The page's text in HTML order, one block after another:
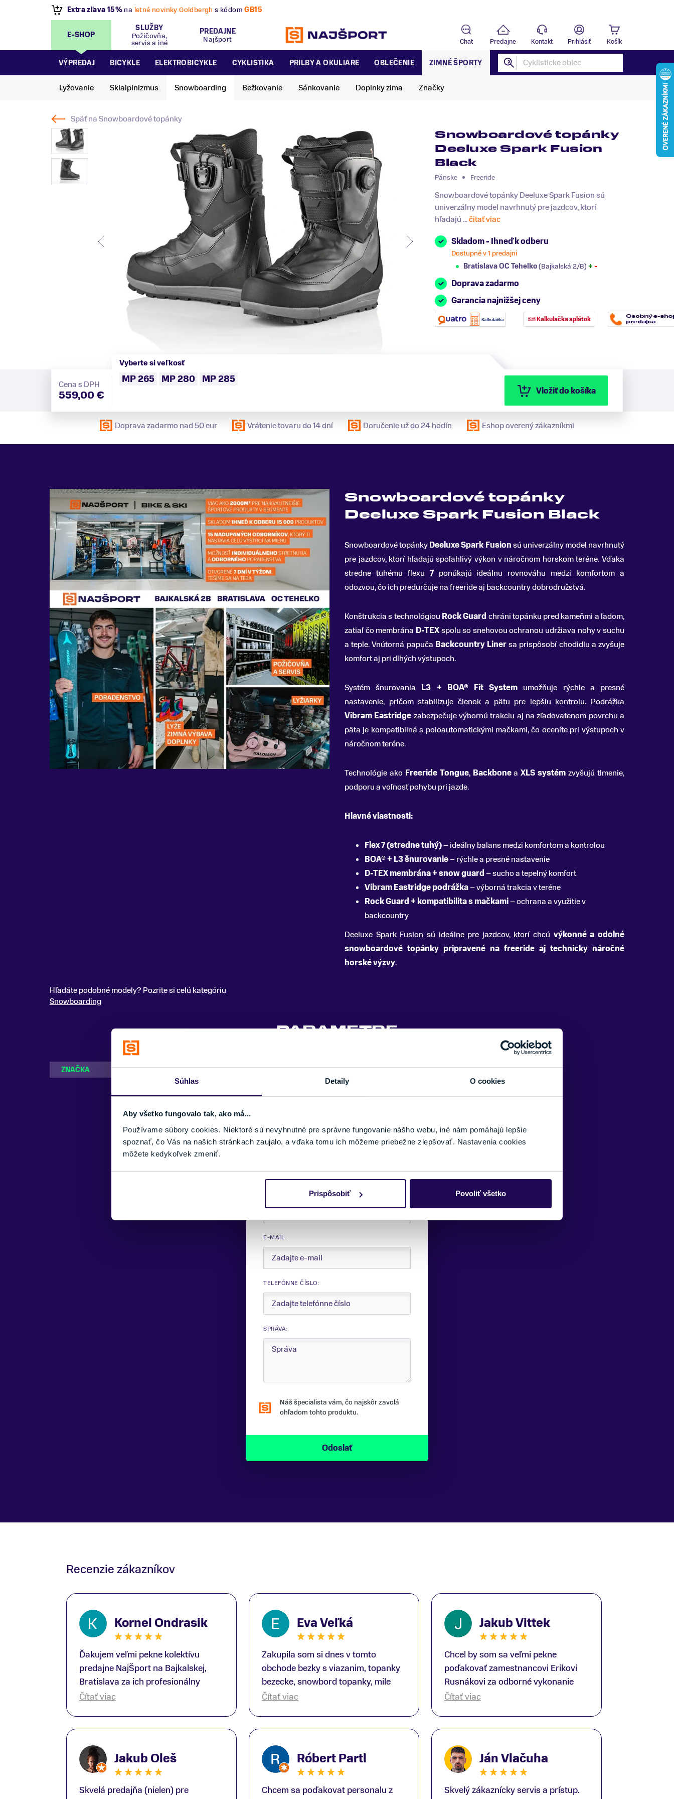
Súhlas Detaily O cookies
Aby všetko fungovalo tak, ako má...
Používame súbory cookies. Niektoré sú nevyhnutné pre správne fungovanie nášho webu, iné nám pomáhajú lepšie
spoznať, čo Vás na našich stránkach zaujalo, a vďaka tomu ich môžeme priebežne zlepšovať. Nastavenia cookies
môžete kedykoľvek zmeniť.
Prispôsobiť Povoliť všetko
VÝPREDAJ- Zľavy až 70%.Pripravte sa na letnú a zimnú sezónu už dnes!
E-SHOP
SLUŽBY
Požičovňa,
servis a iné
PREDAJNE
Najšport
Chat Predajne Kontakt Prihlásiť Košík
VÝPREDAJ BICYKLE ELEKTROBICYKLE CYKLISTIKA PRILBY A OKULIARE OBLEČENIE ZIMNÉ ŠPORTY
Lyžovanie Skialpinizmus Snowboarding Bežkovanie Sánkovanie Doplnky zima Značky
Späť naSnowboardové topánky
Snowboardové topánky
Deeluxe Spark Fusion
Black
Pánske Freeride
Snowboardové topánky Deeluxe Spark Fusion sú
univerzálny model navrhnutý pre jazdcov, ktorí
hľadajú ...čitať viac
Skladom - Ihneď k odberu
Dostupné v 1 predajni
Bratislava OC Tehelko(Bajkalská 2/B) + -
Doprava zadarmo
Garancia najnižšej ceny
Kalkulačka splátok
Cena s DPH
559,00 €
Vyberte si veľkosť
MP 265 MP 280 MP 285
Vložiť do košíka
Doprava zadarmo nad 50 eur Vrátenie tovaru do 14 dní Doručenie už do 24 hodín Eshop overený zákazníkmi
Snowboardové topánky
Deeluxe Spark Fusion Black
Snowboardové topánkyDeeluxe Spark Fusionsú univerzálny model navrhnutý
pre jazdcov, ktorí hľadajú spoľahlivý výkon v náročnom horskom teréne. Vďaka
stredne tuhému flexu 7ponúkajú ideálnu rovnováhu medzi komfortom a
odozvou, čo ich predurčuje na freeride aj backcountry dobrodružstvá.
Konštrukcia s technológiou Rock Guard chráni topánku pred kameňmi a ľadom,
zatiaľ čo membrána D-TEXspolu so snehovou ochranou udržiava nohy v suchu
a teple. Vnútorná papuča Backcountry Linersa prispôsobí chodidlu a zvyšuje
komfort aj pri dlhých výstupoch.
Systém šnurovania L3 + BOA® Fit System umožňuje rýchle a presné
nastavenie, pričom stabilizuje členok a pätu pre lepšiu kontrolu. Podrážka
Vibram Eastridge zabezpečuje výbornú trakciu aj na zľadovatenom povrchu a
päta je kompatibilná s poloautomatickými mačkami, čo oceníte pri výstupoch v
náročnom teréne.
Technológie ako Freeride Tongue, BackboneaXLS systém zvyšujú tlmenie,
podporu a voľnosť pohybu pri jazde.
Hlavné vlastnosti:
Flex 7 (stredne tuhý)– ideálny balans medzi komfortom a kontrolou
BOA® + L3 šnurovanie– rýchle a presné nastavenie
D-TEX membrána + snow guard– sucho a tepelný komfort
Vibram Eastridge podrážka– výborná trakcia v teréne
Rock Guard + kompatibilita s mačkami– ochrana a využitie v
backcountry
Deeluxe Spark Fusion sú ideálne pre jazdcov, ktorí chcú výkonné a odolné
snowboardové topánky pripravené na freeride aj technicky náročné
horské výzvy.
Hľadáte podobné modely? Pozrite si celú kategóriu
Snowboarding
PARAMETRE
ZNAČKA Deeluxe
Potrebujete viac informácii?
E-MAIL:
TELEFÓNNE ČÍSLO:
SPRÁVA:
Náš špecialista vám, čo najskôr zavolá
ohľadom tohto produktu.
Recenzie zákazníkov
Kornel Ondrasik
Ďakujem veľmi pekne kolektívu
predajne NajŠport na Bajkalskej,
Bratislava za ich profesionálny
prístup k zákazníkom; Zvlášť
ako aj prilby.. všetko značka Atomic;
Pán Martin Guniš mi svojou
odbornosťou otvoril nové obzory a
dozvedel som sa, vďaka jeho
Čítať viac
Eva Veľká
Zakupila som si dnes v tomto
obchode bezky s viazanim, topanky
bezecke, snowbord topanky, mile
prekvapenie ako Peter, ktory nas
Čítať viac
Jakub Vittek
Chcel by som sa veľmi pekne
poďakovať zamestnancovi Erikovi
Rusnákovi za odborné vykonanie
bike-fittingu. Je to super človek na
otázky odpovedal bez zaváhania.
Ešte raz ďakujem.
Čítať viac
Jakub Oleš
Skvelá predajňa (nielen) pre
Róbert Partl
Chcem sa poďakovat personalu z
Ján Vlačuha
Skvelý zákaznícky servis a prístup.